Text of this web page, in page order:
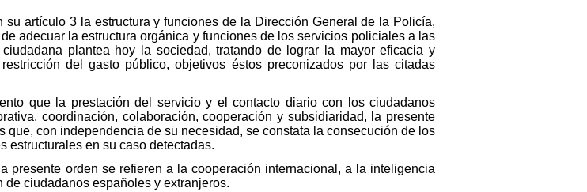
artículo 3 la estructura y funciones de la Dirección General de la Policía,
adecuar la estructura orgánica y funciones de los servicios policiales a las
plantea hoy la sociedad, tratando de lograr la mayor eficacia y
del gasto público, objetivos éstos preconizados por las citadas
que la prestación del servicio y el contacto diario con los ciudadanos
coordinación, colaboración, cooperación y subsidiaridad, la presente
con independencia de su necesidad, se constata la consecución de los
estructurales en su caso detectadas.
presente orden se refieren a la cooperación internacional, a la inteligencia
ciudadanos españoles y extranjeros.